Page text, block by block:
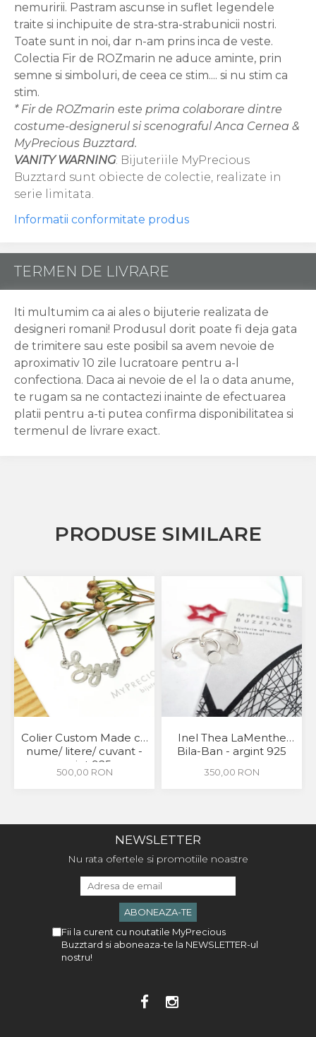
nemuririi. Pastram ascunse in suflet legendele
traite si inchipuite de stra-stra-strabunicii nostri.
Toate sunt in noi, dar n-am prins inca de veste.
Colectia Fir de ROZmarin ne aduce aminte, prin
semne si simboluri, de ceea ce stim.... si nu stim ca
stim.
* Fir de ROZmarin este prima colaborare dintre
costume-designerul si scenograful Anca Cernea &
MyPrecious Buzztard.
VANITY WARNING: Bijuteriile MyPrecious
Buzztard sunt obiecte de colectie, realizate in
serie limitata.
Informatii conformitate produs
TERMEN DE LIVRARE
Iti multumim ca ai ales o bijuterie realizata de
designeri romani! Produsul dorit poate fi deja gata
de trimitere sau este posibil sa avem nevoie de
aproximativ 10 zile lucratoare pentru a-l
confectiona. Daca ai nevoie de el la o data anume,
te rugam sa ne contactezi inainte de efectuarea
platii pentru a-ti putea confirma disponibilitatea si
termenul de livrare exact.
PRODUSE SIMILARE
Colier Custom Made cu
nume/ litere/ cuvant -
argint 925
500,00 RON
Inel Thea LaMenthe
Bila-Ban - argint 925
350,00 RON
NEWSLETTER
Nu rata ofertele si promotiile noastre
Fii la curent cu noutatile MyPrecious
Buzztard si aboneaza-te la NEWSLETTER-ul
nostru!